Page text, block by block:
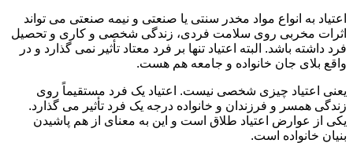
اعتیاد به انواع مواد مخدر سنتی یا صنعتی و نیمه صنعتی می تواند
اثرات مخربی روی سلامت فردی، زندگی شخصی و کاری و تحصیل
فرد داشته باشد. البته اعتیاد تنها بر فرد معتاد تأثیر نمی گذارد و در
واقع بلای جان خانواده و جامعه هم هست.
یعنی اعتیاد چیزی شخصی نیست. اعتیاد یک فرد مستقیماً روی
زندگی همسر و فرزندان و خانواده درجه یک فرد تأثیر می گذارد.
یکی از عوارض اعتیاد طلاق است و این به معنای از هم پاشیدن
بنیان خانواده است.